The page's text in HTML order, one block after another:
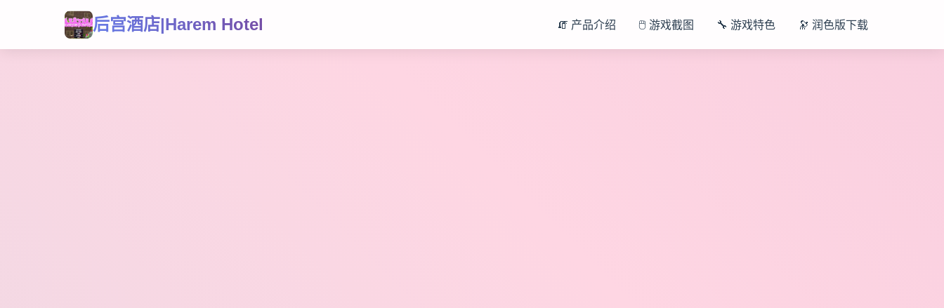
后宫酒店|Harem Hotel 🧯 产品介绍 🖱️ 游戏截图 🔧 游戏特色 🔭 润色版下载